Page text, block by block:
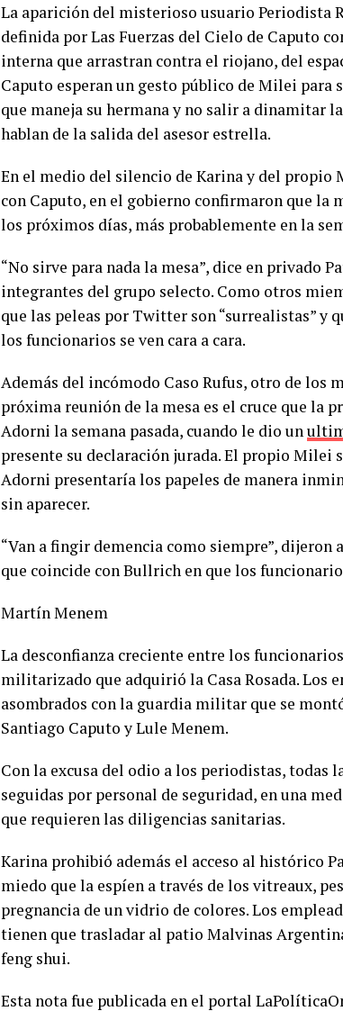
La aparición del misterioso usuario Periodista
definida por Las Fuerzas del Cielo de Caputo
interna que arrastran contra el riojano, del
Caputo esperan un gesto público de Milei para
que maneja su hermana y no salir a dinamitar
hablan de la salida del asesor estrella.
En el medio del silencio de Karina y del propio
con Caputo, en el gobierno confirmaron que la
los próximos días, más probablemente en la
“No sirve para nada la mesa”, dice en privado
integrantes del grupo selecto. Como otros
que las peleas por Twitter son “surrealistas” y
los funcionarios se ven cara a cara.
Además del incómodo Caso Rufus, otro de los
próxima reunión de la mesa es el cruce que la
Adorni la semana pasada, cuando le dio un
presente su declaración jurada. El propio Milei
Adorni presentaría los papeles de manera
sin aparecer.
“Van a fingir demencia como siempre”, dijeron
que coincide con Bullrich en que los
Martín Menem
La desconfianza creciente entre los
militarizado que adquirió la Casa Rosada. Los
asombrados con la guardia militar que se
Santiago Caputo y Lule Menem.
Con la excusa del odio a los periodistas, todas
seguidas por personal de seguridad, en una
que requieren las diligencias sanitarias.
Karina prohibió además el acceso al histórico
miedo que la espíen a través de los vitreaux,
pregnancia de un vidrio de colores. Los
tienen que trasladar al patio Malvinas
feng shui.
Esta nota fue publicada en el portal